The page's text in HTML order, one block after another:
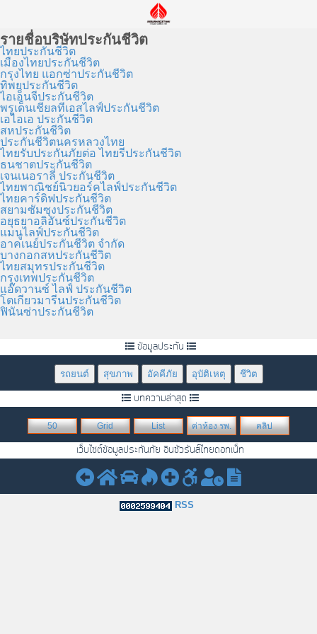
รายชื่อบริษัทประกันชีวิต
ไทยประกันชีวิต
เมืองไทยประกันชีวิต
กรุงไทย แอกซ่าประกันชีวิต
ทิพยประกันชีวิต
ไอเอ็นจีประกันชีวิต
พรูเด็นเชียลทีเอสไลฟ์ประกันชีวิต
เอไอเอ ประกันชีวิต
สหประกันชีวิต
ประกันชีวิตนครหลวงไทย
ไทยรับประกันภัยต่อ ไทยรีประกันชีวิต
ธนชาตประกันชีวิต
เจนเนอราลี่ ประกันชีวิต
ไทยพาณิชย์นิวยอร์คไลฟ์ประกันชีวิต
ไทยคาร์ดิฟประกันชีวิต
สยามซัมซุงประกันชีวิต
อยุธยาอลิอันซ์ประกันชีวิต
แมนูไลฟ์ประกันชีวิต
อาคเนย์ประกันชีวิต จำกัด
บางกอกสหประกันชีวิต
ไทยสมุทรประกันชีวิต
กรุงเทพประกันชีวิต
แอ๊ดวานซ์ ไลฟ์ ประกันชีวิต
โตเกียวมารีนประกันชีวิต
ฟินันซ่าประกันชีวิต
ข้อมูลประกัน
รถยนต์ สุขภาพ อัคคีภัย อุบัติเหตุ ชีวิต
บทความล่าสุด
50 Grid List ค่าห้อง รพ. คลิป
เว็บไซต์ข้อมูลประกันภัย อินชัวรันส์ไทยดอทเน็ท
RSS